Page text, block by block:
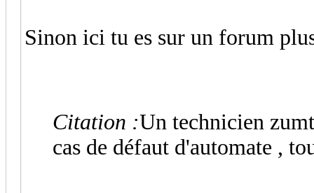
Sinon ici tu es sur un forum
Citation :Un technicien
cas de défaut d'automate ,